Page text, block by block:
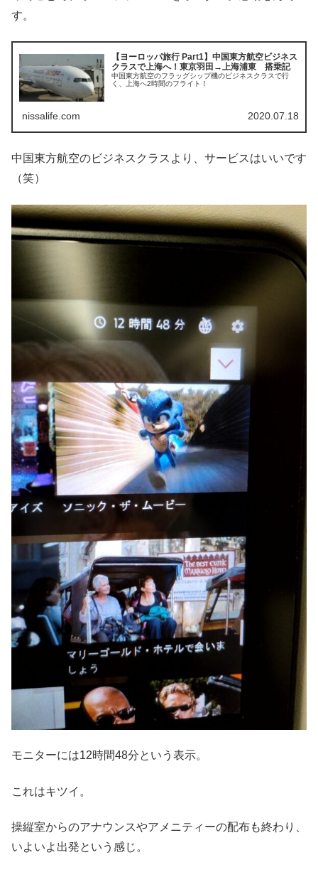
す。
【ヨーロッパ旅行 Part1】中国東方航空ビジネス
クラスで上海へ！東京羽田→上海浦東 搭乗記
中国東方航空のフラッグシップ機のビジネスクラスで行
く、上海へ2時間のフライト！
nissalife.com 2020.07.18
中国東方航空のビジネスクラスより、サービスはいいです
（笑）
モニターには12時間48分という表示。
これはキツイ。
操縦室からのアナウンスやアメニティーの配布も終わり、
いよいよ出発という感じ。